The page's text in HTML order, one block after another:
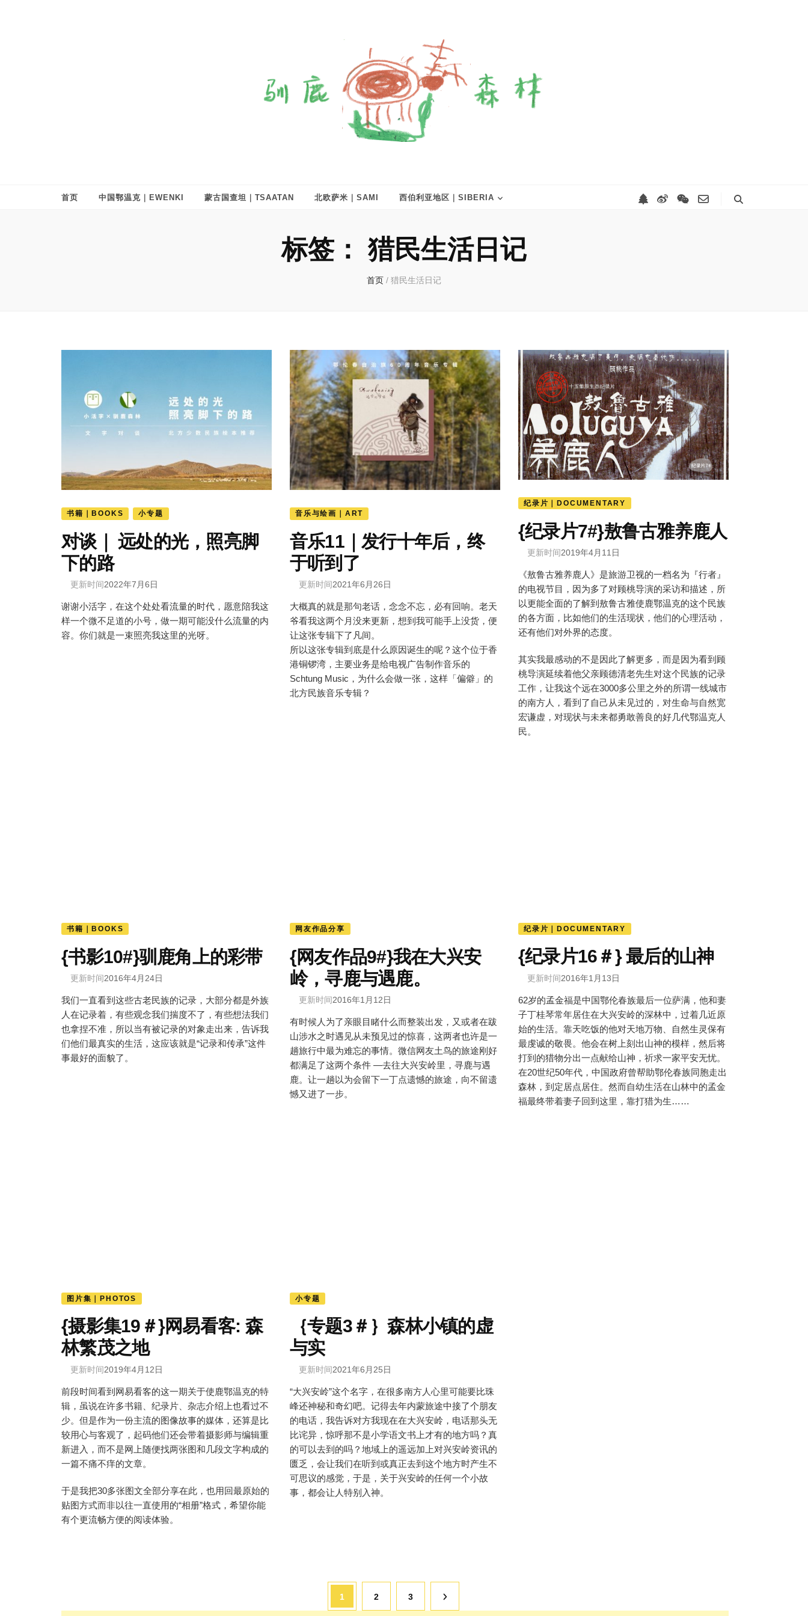
首页 中国鄂温克｜EWENKI 蒙古国查坦｜TSAATAN 北欧萨米｜SAMI 西伯利亚地区｜SIBERIA
标签： 猎民生活日记
首页 / 猎民生活日记
书籍｜BOOKS 小专题
对谈｜ 远处的光，照亮脚
下的路
更新时间2022年7月6日
谢谢小活字，在这个处处看流量的时代，愿意陪我这
样一个微不足道的小号，做一期可能没什么流量的内
容。你们就是一束照亮我这里的光呀。
音乐与绘画｜ART
音乐11｜发行十年后，终
于听到了
更新时间2021年6月26日
大概真的就是那句老话，念念不忘，必有回响。老天
爷看我这两个月没来更新，想到我可能手上没货，便
让这张专辑下了凡间。
所以这张专辑到底是什么原因诞生的呢？这个位于香
港铜锣湾，主要业务是给电视广告制作音乐的
Schtung Music，为什么会做一张，这样「偏僻」的
北方民族音乐专辑？
纪录片｜DOCUMENTARY
{纪录片7#}敖鲁古雅养鹿人
更新时间2019年4月11日
《敖鲁古雅养鹿人》是旅游卫视的一档名为『行者』
的电视节目，因为多了对顾桃导演的采访和描述，所
以更能全面的了解到敖鲁古雅使鹿鄂温克的这个民族
的各方面，比如他们的生活现状，他们的心理活动，
还有他们对外界的态度。
其实我最感动的不是因此了解更多，而是因为看到顾
桃导演延续着他父亲顾德清老先生对这个民族的记录
工作，让我这个远在3000多公里之外的所谓一线城市
的南方人，看到了自己从未见过的，对生命与自然宽
宏谦虚，对现状与未来都勇敢善良的好几代鄂温克人
民。
书籍｜BOOKS
{书影10#}驯鹿角上的彩带
更新时间2016年4月24日
我们一直看到这些古老民族的记录，大部分都是外族
人在记录着，有些观念我们揣度不了，有些想法我们
也拿捏不准，所以当有被记录的对象走出来，告诉我
们他们最真实的生活，这应该就是“记录和传承”这件
事最好的面貌了。
网友作品分享
{网友作品9#}我在大兴安
岭，寻鹿与遇鹿。
更新时间2016年1月12日
有时候人为了亲眼目睹什么而整装出发，又或者在跋
山涉水之时遇见从未预见过的惊喜，这两者也许是一
趟旅行中最为难忘的事情。微信网友土鸟的旅途刚好
都满足了这两个条件 —去往大兴安岭里，寻鹿与遇
鹿。让一趟以为会留下一丁点遗憾的旅途，向不留遗
憾又进了一步。
纪录片｜DOCUMENTARY
{纪录片16＃} 最后的山神
更新时间2016年1月13日
62岁的孟金福是中国鄂伦春族最后一位萨满，他和妻
子丁桂琴常年居住在大兴安岭的深林中，过着几近原
始的生活。靠天吃饭的他对天地万物、自然生灵保有
最虔诚的敬畏。他会在树上刻出山神的模样，然后将
打到的猎物分出一点献给山神，祈求一家平安无忧。
在20世纪50年代，中国政府曾帮助鄂伦春族同胞走出
森林，到定居点居住。然而自幼生活在山林中的孟金
福最终带着妻子回到这里，靠打猎为生……
图片集｜PHOTOS
{摄影集19＃}网易看客: 森
林繁茂之地
更新时间2019年4月12日
前段时间看到网易看客的这一期关于使鹿鄂温克的特
辑，虽说在许多书籍、纪录片、杂志介绍上也看过不
少。但是作为一份主流的图像故事的媒体，还算是比
较用心与客观了，起码他们还会带着摄影师与编辑重
新进入，而不是网上随便找两张图和几段文字构成的
一篇不痛不痒的文章。
于是我把30多张图文全部分享在此，也用回最原始的
贴图方式而非以往一直使用的“相册”格式，希望你能
有个更流畅方便的阅读体验。
小专题
｛专题3＃｝森林小镇的虚
与实
更新时间2021年6月25日
“大兴安岭”这个名字，在很多南方人心里可能要比珠
峰还神秘和奇幻吧。记得去年内蒙旅途中接了个朋友
的电话，我告诉对方我现在在大兴安岭，电话那头无
比诧异，惊呼那不是小学语文书上才有的地方吗？真
的可以去到的吗？地域上的遥远加上对兴安岭资讯的
匮乏，会让我们在听到或真正去到这个地方时产生不
可思议的感觉，于是，关于兴安岭的任何一个小故
事，都会让人特别入神。
页
1 页
2 页
3